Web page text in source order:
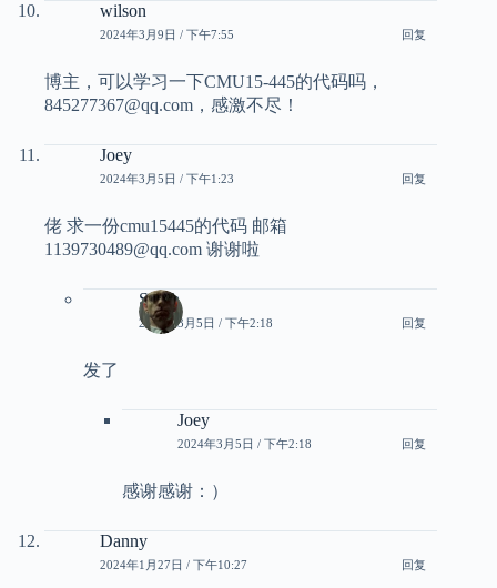
wilson
2024年3月9日 / 下午7:55 回复
博主，可以学习一下CMU15-445的代码吗，
845277367@qq.com，感激不尽！
Joey
2024年3月5日 / 下午1:23 回复
佬 求一份cmu15445的代码 邮箱
1139730489@qq.com 谢谢啦
Smith
2024年3月5日 / 下午2:18 回复
发了
Joey
2024年3月5日 / 下午2:18 回复
感谢感谢：）
Danny
2024年1月27日 / 下午10:27 回复